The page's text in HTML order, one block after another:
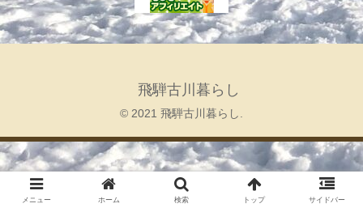
飛騨古川暮らし
© 2021 飛騨古川暮らし.
メニュー ホーム 検索 トップ サイドバー